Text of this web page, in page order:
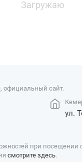
официальный сайт.
ул.
при посещении
смотрите здесь.